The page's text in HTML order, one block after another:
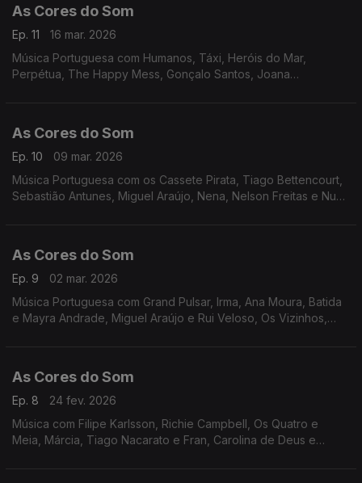
As Cores do Som
Ep. 11
16 mar. 2026
Música Portuguesa com Humanos, Táxi, Heróis do Mar,
Perpétua, The Happy Mess, Gonçalo Santos, Joana
As Cores do Som
Ep. 10
09 mar. 2026
Música Portuguesa com os Cassete Pirata, Tiago Bettencourt,
Sebastião Antunes, Miguel Araújo, Nena, Nelson Freitas e Nuno
As Cores do Som
Ep. 9
02 mar. 2026
Música Portuguesa com Grand Pulsar, Irma, Ana Moura, Batida
e Mayra Andrade, Miguel Araújo e Rui Veloso, Os Vizinhos,
As Cores do Som
Ep. 8
24 fev. 2026
Música com Filipe Karlsson, Richie Campbell, Os Quatro e
Meia, Márcia, Tiago Nacarato e Fran, Carolina de Deus e